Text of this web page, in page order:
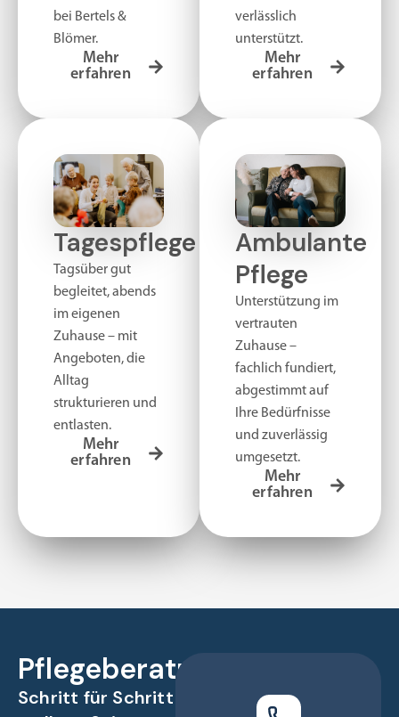
bei Bertels &
Blömer.
Mehr
erfahren
verlässlich
unterstützt.
Mehr
erfahren
Tagespflege
Tagsüber gut
begleitet, abends
im eigenen
Zuhause – mit
Angeboten, die
Alltag
strukturieren und
entlasten.
Mehr
erfahren
Ambulante
Pflege
Unterstützung im
vertrauten
Zuhause –
fachlich fundiert,
abgestimmt auf
Ihre Bedürfnisse
und zuverlässig
umgesetzt.
Mehr
erfahren
Pflegeberatung
Schritt für Schritt